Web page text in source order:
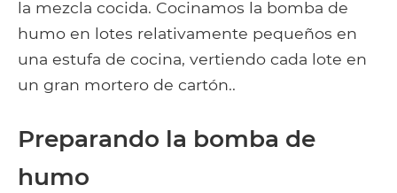
la mezcla cocida. Cocinamos la bomba de
humo en lotes relativamente pequeños en
una estufa de cocina, vertiendo cada lote en
un gran mortero de cartón..
Preparando la bomba de
humo